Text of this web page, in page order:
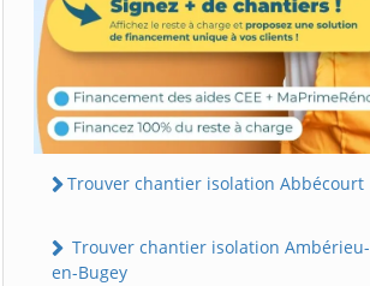
Trouver chantier isolation Abbécourt
Trouver chantier isolation Ambérieu-
en-Bugey